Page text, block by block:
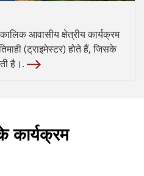
आवासीय क्षेत्रीय कार्यक्रम
(ट्राइमेस्टर) होते हैं, जिसके
है।.
कार्यक्रम